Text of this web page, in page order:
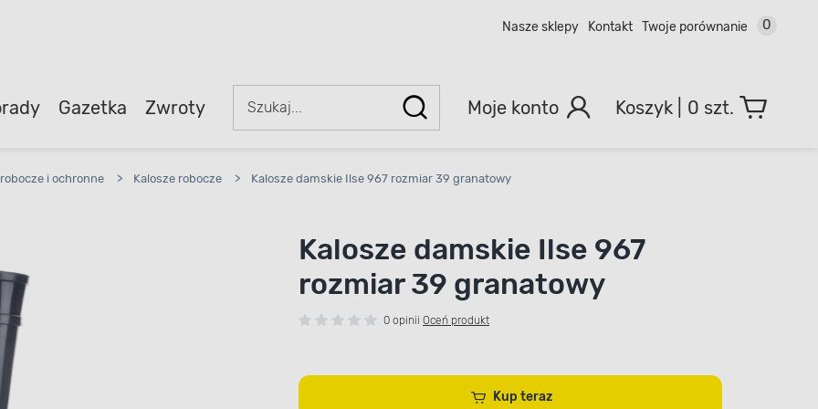
Nasze sklepy Kontakt Twoje porównanie 0
Gazetka Zwroty Moje konto 0 szt.
i ochronne > Kalosze robocze > Kalosze damskie Ilse 967 rozmiar 39 granatowy
Kalosze damskie Ilse 967
rozmiar 39 granatowy
0 opinii Oceń produkt
Kup teraz